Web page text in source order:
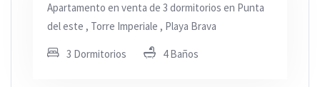
Apartamento en venta de 3 dormitorios en Punta
del este , Torre Imperiale , Playa Brava
3 Dormitorios 4 Baños